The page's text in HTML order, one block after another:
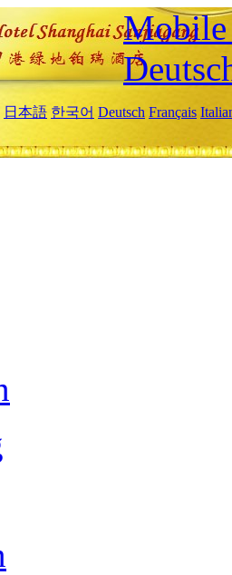
Mobile
日本語 한국어 Deutsch Français